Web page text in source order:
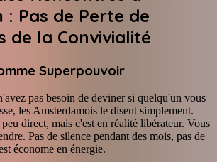
Pas de Perte de
de la Convivialité
Superpouvoir
pas besoin de deviner si quelqu'un vous
les Amsterdamois le disent simplement.
direct, mais c'est en réalité libérateur. Vous
Pas de silence pendant des mois, pas de
économe en énergie.